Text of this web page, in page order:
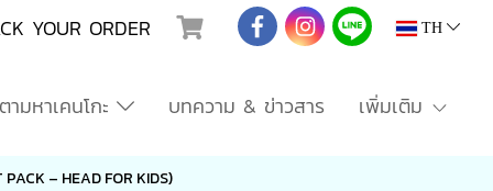
YOUR ORDER TH
ตามหาเคนโกะ บทความ & ข่าวสาร เพิ่มเติม
– HEAD FOR KIDS)